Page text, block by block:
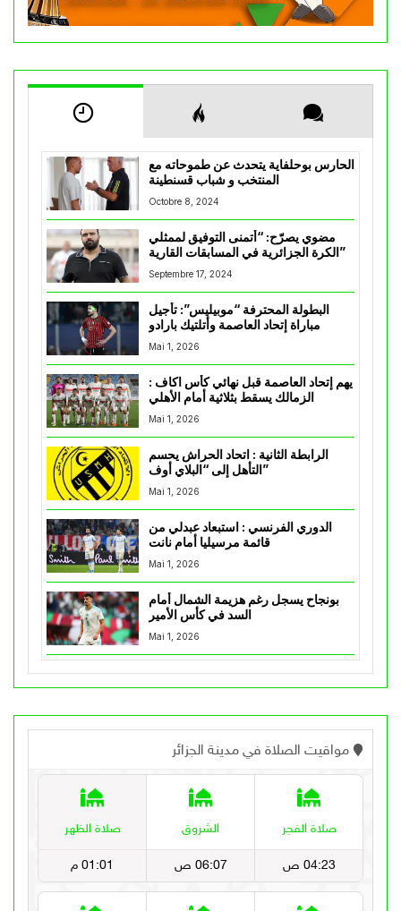
الحارس بوحلفاية يتحدث عن طموحاته مع
المنتخب و شباب قسنطينة
Octobre 8, 2024
مضوي يصرّح: “أتمنى التوفيق لممثلي
الكرة الجزائرية في المسابقات القارية”
Septembre 17, 2024
البطولة المحترفة “موبيليس”: تأجيل
مباراة إتحاد العاصمة وأتلتيك بارادو
Mai 1, 2026
يهم إتحاد العاصمة قبل نهائي كأس اكاف :
Mai 1, 2026
الرابطة الثانية : اتحاد الحراش يحسم
التأهل إلى “البلاي أوف”
Mai 1, 2026
الدوري الفرنسي : استبعاد عبدلي من
قائمة مرسيليا أمام نانت
Mai 1, 2026
بونجاح يسجل رغم هزيمة الشمال أمام
السد في كأس الأمير
Mai 1, 2026